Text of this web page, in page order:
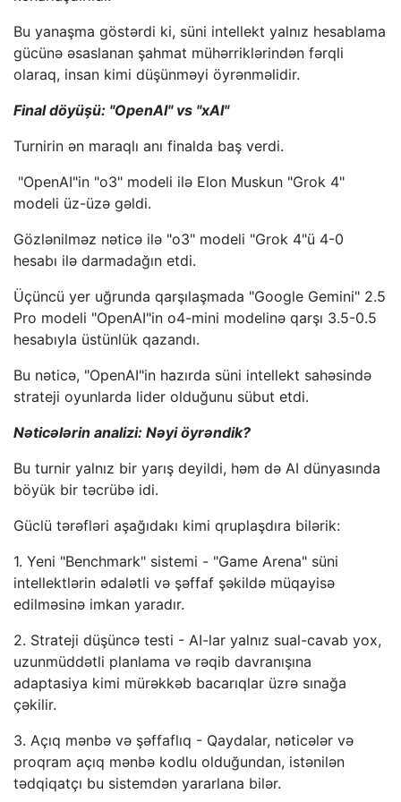
Bu yanaşma göstərdi ki, süni intellekt yalnız hesablama
gücünə əsaslanan şahmat mühərriklərindən fərqli
olaraq, insan kimi düşünməyi öyrənməlidir.
Final döyüşü: "OpenAI" vs "xAI"
Turnirin ən maraqlı anı finalda baş verdi.
"OpenAI"in "o3" modeli ilə Elon Muskun "Grok 4"
modeli üz-üzə gəldi.
Gözlənilməz nəticə ilə "o3" modeli "Grok 4"ü 4-0
hesabı ilə darmadağın etdi.
Üçüncü yer uğrunda qarşılaşmada "Google Gemini" 2.5
Pro modeli "OpenAI"in o4-mini modelinə qarşı 3.5-0.5
hesabıyla üstünlük qazandı.
Bu nəticə, "OpenAI"in hazırda süni intellekt sahəsində
strateji oyunlarda lider olduğunu sübut etdi.
Nəticələrin analizi: Nəyi öyrəndik?
Bu turnir yalnız bir yarış deyildi, həm də AI dünyasında
böyük bir təcrübə idi.
Güclü tərəfləri aşağıdakı kimi qruplaşdıra bilərik:
1. Yeni "Benchmark" sistemi - "Game Arena" süni
intellektlərin ədalətli və şəffaf şəkildə müqayisə
edilməsinə imkan yaradır.
2. Strateji düşüncə testi - AI-lar yalnız sual-cavab yox,
uzunmüddətli planlama və rəqib davranışına
adaptasiya kimi mürəkkəb bacarıqlar üzrə sınağa
çəkilir.
3. Açıq mənbə və şəffaflıq - Qaydalar, nəticələr və
proqram açıq mənbə kodlu olduğundan, istənilən
tədqiqatçı bu sistemdən yararlana bilər.